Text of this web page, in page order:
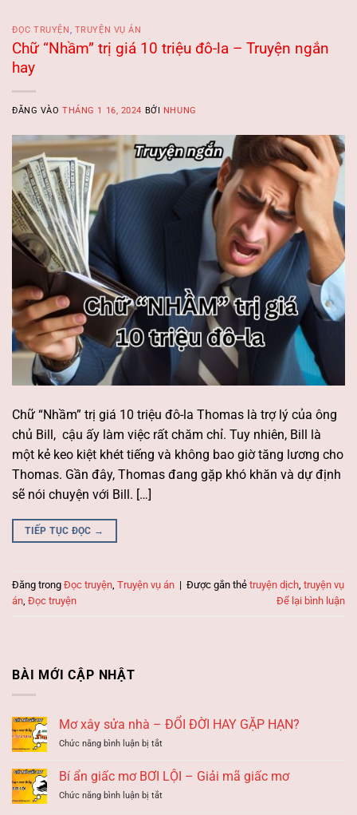
ĐỌC TRUYỆN , TRUYỆN VỤ ÁN
Chữ “Nhầm” trị giá 10 triệu đô-la – Truyện ngắn
hay
ĐĂNG VÀOTHÁNG 1 16, 2024 BỞI NHUNG
Chữ “Nhầm” trị giá 10 triệu đô-la Thomas là trợ lý của ông
chủ Bill, cậu ấy làm việc rất chăm chỉ. Tuy nhiên, Bill là
một kẻ keo kiệt khét tiếng và không bao giờ tăng lương cho
Thomas. Gần đây, Thomas đang gặp khó khăn và dự định
sẽ nói chuyện với Bill. […]
TIẾP TỤC ĐỌC →
Đăng trong Đọc truyện, Truyện vụ án | Được gắn thẻ truyện dịch, truyện vụ
án, Đọc truyện Để lại bình luận
BÀI MỚI CẬP NHẬT
Mơ xây sửa nhà – ĐỔI ĐỜI HAY GẶP HẠN?
Chức năng bình luận bị tắtở
xây
sửa
nhà
Bí ẩn giấc mơ BƠI LỘI – Giải mã giấc mơ
Chức năng bình luận bị tắtở